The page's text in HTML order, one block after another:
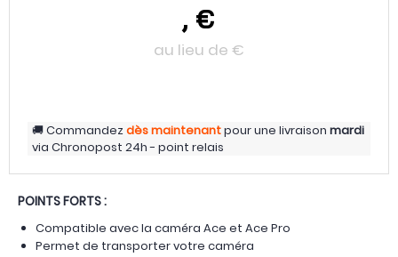
, €
au lieu de €
Commandezdès maintenantpour une livraison mardi
via Chronopost 24h - point relais
POINTS FORTS :
Compatible avec la caméra Ace et Ace Pro
Permet de transporter votre caméra